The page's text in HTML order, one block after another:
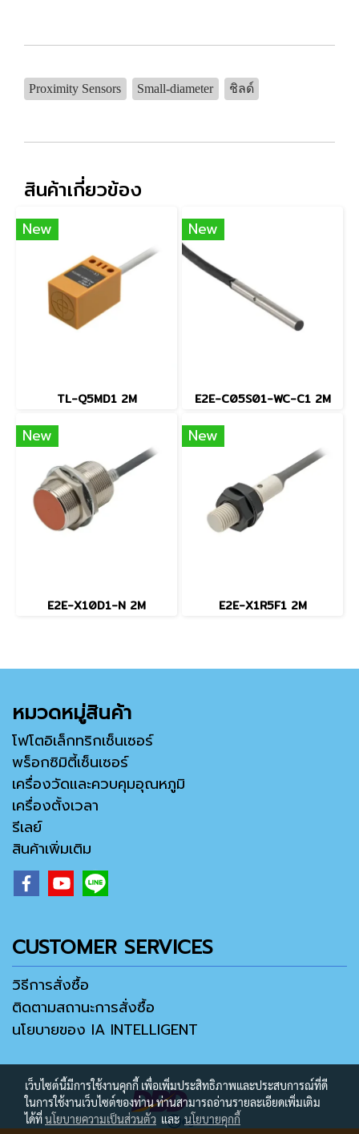
Proximity Sensors Small-diameter ชิลด์
สินค้าเกี่ยวข้อง
New
TL-Q5MD1 2M
New
E2E-C05S01-WC-C1 2M
New
E2E-X10D1-N 2M
New
E2E-X1R5F1 2M
หมวดหมู่สินค้า
โฟโตอิเล็กทริกเซ็นเซอร์
พร็อกซิมิตี้เซ็นเซอร์
เครื่องวัดและควบคุมอุณหภูมิ
เครื่องตั้งเวลา
รีเลย์
สินค้าเพิ่มเติม
CUSTOMER SERVICES
วิธีการสั่งซื้อ
ติดตามสถานะการสั่งซื้อ
นโยบายของ IA INTELLIGENT
เว็บไซต์นี้มีการใช้งานคุกกี้ เพื่อเพิ่มประสิทธิภาพและประสบการณ์ที่ดี
ในการใช้งานเว็บไซต์ของท่าน ท่านสามารถอ่านรายละเอียดเพิ่มเติม
ได้ที่นโยบายความเป็นส่วนตัว และนโยบายคุกกี้